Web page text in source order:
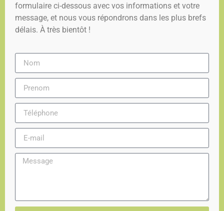
formulaire ci-dessous avec vos informations et votre
message, et nous vous répondrons dans les plus brefs
délais. À très bientôt !